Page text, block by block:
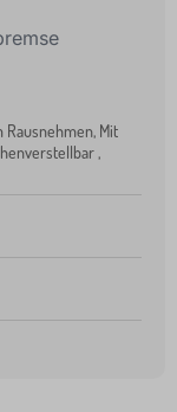
Rausnehmen, Mit
,